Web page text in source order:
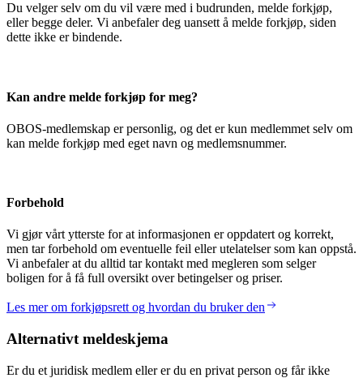
Du velger selv om du vil være med i budrunden, melde forkjøp,
eller begge deler. Vi anbefaler deg uansett å melde forkjøp, siden
dette ikke er bindende.
Kan andre melde forkjøp for meg?
OBOS-medlemskap er personlig, og det er kun medlemmet selv om
kan melde forkjøp med eget navn og medlemsnummer.
Forbehold
Vi gjør vårt ytterste for at informasjonen er oppdatert og korrekt,
men tar forbehold om eventuelle feil eller utelatelser som kan oppstå.
Vi anbefaler at du alltid tar kontakt med megleren som selger
boligen for å få full oversikt over betingelser og priser.
Les mer om forkjøpsrett og hvordan du bruker den
Alternativt meldeskjema
Er du et juridisk medlem eller er du en privat person og får ikke